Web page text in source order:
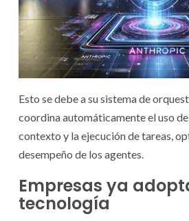
Esto se debe a su sistema de
coordina automáticamente el uso
contexto y la ejecución de tareas,
desempeño de los agentes.
Empresas ya
tecnología